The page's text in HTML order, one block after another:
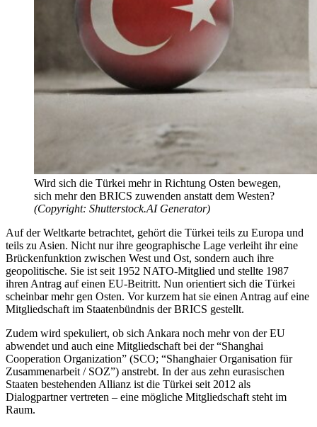
Wird sich die Türkei mehr in Richtung Osten bewegen,
sich mehr den BRICS zuwenden anstatt dem Westen?
(Copyright: Shutterstock.AI Generator)
Auf der Weltkarte betrachtet, gehört die Türkei teils zu Europa und
teils zu Asien. Nicht nur ihre geographische Lage verleiht ihr eine
Brückenfunktion zwischen West und Ost, sondern auch ihre
geopolitische. Sie ist seit 1952 NATO-Mitglied und stellte 1987
ihren Antrag auf einen EU-Beitritt. Nun orientiert sich die Türkei
scheinbar mehr gen Osten. Vor kurzem hat sie einen Antrag auf eine
Mitgliedschaft im Staatenbündnis der BRICS gestellt.
Zudem wird spekuliert, ob sich Ankara noch mehr von der EU
abwendet und auch eine Mitgliedschaft bei der “Shanghai
Cooperation Organization” (SCO; “Shanghaier Organisation für
Zusammenarbeit / SOZ”) anstrebt. In der aus zehn eurasischen
Staaten bestehenden Allianz ist die Türkei seit 2012 als
Dialogpartner vertreten – eine mögliche Mitgliedschaft steht im
Raum.